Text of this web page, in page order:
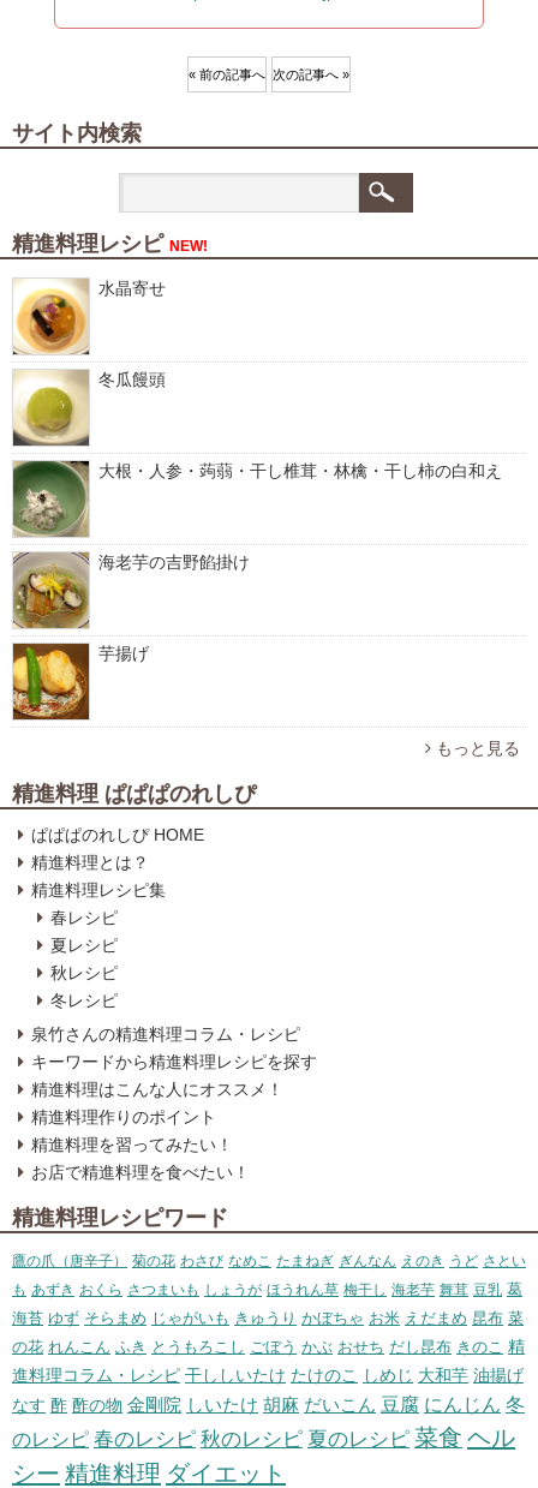
« 前の記事へ 次の記事へ »
サイト内検索
精進料理レシピ NEW!
水晶寄せ
冬瓜饅頭
大根・人参・蒟蒻・干し椎茸・林檎・干し柿の白和え
海老芋の吉野餡掛け
芋揚げ
もっと見る
精進料理 ぱぱぱのれしぴ
ぱぱぱのれしぴ HOME
精進料理とは？
精進料理レシピ集
春レシピ
夏レシピ
秋レシピ
冬レシピ
泉竹さんの精進料理コラム・レシピ
キーワードから精進料理レシピを探す
精進料理はこんな人にオススメ！
精進料理作りのポイント
精進料理を習ってみたい！
お店で精進料理を食べたい！
精進料理レシピワード
鷹の爪（唐辛子） 菊の花 わさび なめこ たまねぎ ぎんなん えのき うど さとい
も あずき おくら さつまいも しょうが ほうれん草 梅干し 海老芋 舞茸 豆乳 葛
海苔 ゆず そらまめ じゃがいも きゅうり かぼちゃ お米 えだまめ 昆布 菜
の花 れんこん ふき とうもろこし ごぼう かぶ おせち だし昆布 きのこ 精
進料理コラム・レシピ 干ししいたけ たけのこ しめじ 大和芋 油揚げ
なす 酢 酢の物 金剛院 しいたけ 胡麻 だいこん 豆腐 にんじん 冬
のレシピ 春のレシピ 秋のレシピ 夏のレシピ 菜食 ヘル
シー 精進料理 ダイエット